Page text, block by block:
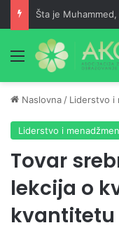
Meni
Naslovna / Liderstvo i
Liderstvo i
Tovar
lekcija o
kvantitetu